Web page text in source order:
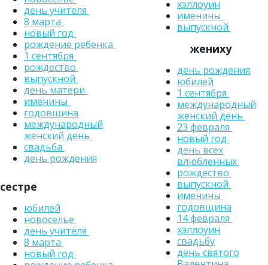
день учителя
8 марта
новый год
рождение ребенка
1 сентября
рождество
выпускной
день матери
именины
годовщина
международный
женский день
свадьба
день рождения
сестре
юбилей
новоселье
день учителя
8 марта
новый год
хэллоуин
именины
выпускной
жениху
день рождения
юбилей
1 сентября
международный
женский день
23 февраля
новый год
день всех
влюбленных
рождество
выпускной
именины
годовщина
14 февраля
хэллоуин
свадьбу
день святого